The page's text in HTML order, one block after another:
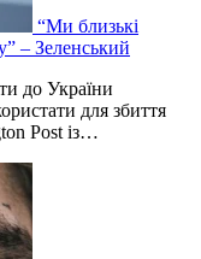
“Ми близькі
– Зеленський
до України
для збиття
Post із…